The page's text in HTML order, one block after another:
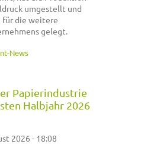
umgestellt und
für die weitere
gelegt.
News
Papierindustrie
Halbjahr 2026
2026 - 18:08